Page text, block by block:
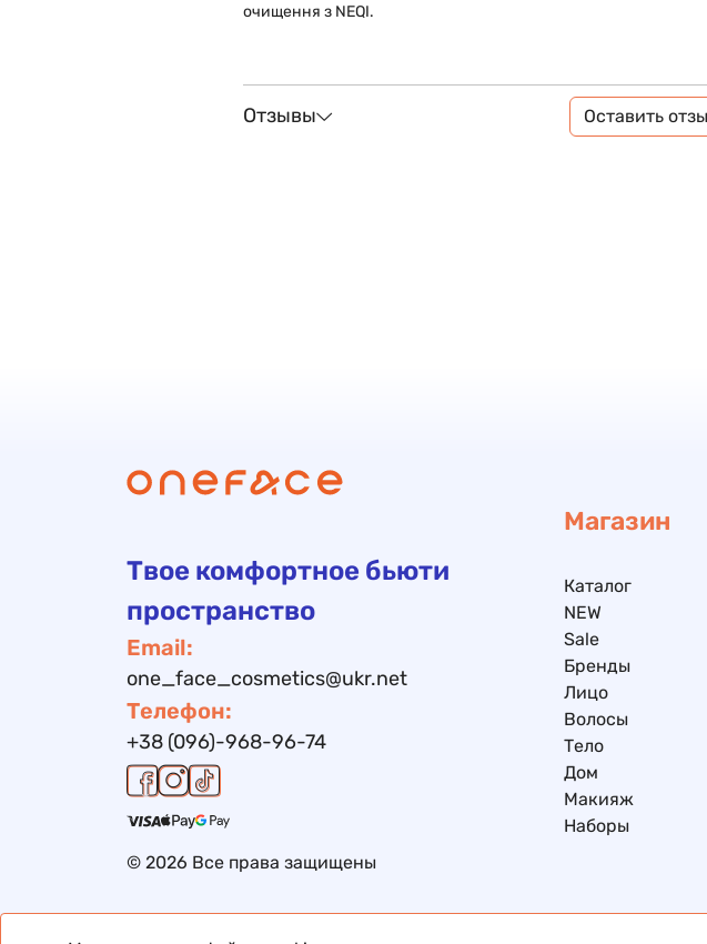
очищення з NEQI.
Отзывы Оставить
Твое комфортное бьюти
пространство
Email:
one_face_cosmetics@ukr.net
Телефон:
+38 (096)-968-96-74
© 2026 Все права защищены
Магазин
Каталог
NEW
Sale
Бренды
Лицо
Волосы
Тело
Дом
Макияж
Наборы